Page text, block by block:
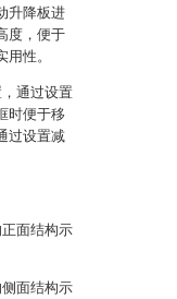
升降板进
度，便于
性。
通过设置
时便于移
过设置减
面结构示
面结构示